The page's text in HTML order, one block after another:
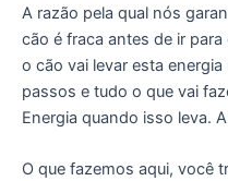
A razão pela qual nós
cão é fraca antes de ir
o cão vai levar esta
passos e tudo o que vai
Energia quando isso leva.
O que fazemos aqui, você